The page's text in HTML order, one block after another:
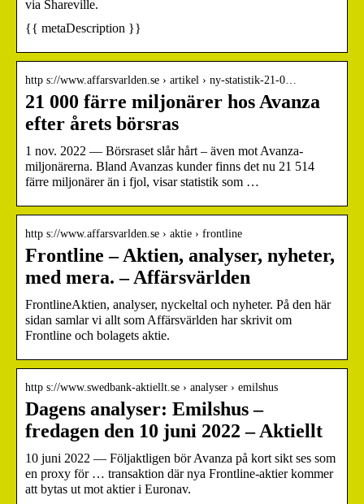
via Shareville.
{{ metaDescription }}
http s://www.affarsvarlden.se › artikel › ny-statistik-21-0…
21 000 färre miljonärer hos Avanza
efter årets börsras
1 nov. 2022 — Börsraset slår hårt – även mot Avanza-
miljonärerna. Bland Avanzas kunder finns det nu 21 514
färre miljonärer än i fjol, visar statistik som …
http s://www.affarsvarlden.se › aktie › frontline
Frontline – Aktien, analyser, nyheter,
med mera. – Affärsvärlden
FrontlineAktien, analyser, nyckeltal och nyheter. På den här
sidan samlar vi allt som Affärsvärlden har skrivit om
Frontline och bolagets aktie.
http s://www.swedbank-aktiellt.se › analyser › emilshus
Dagens analyser: Emilshus –
fredagen den 10 juni 2022 – Aktiellt
10 juni 2022 — Följaktligen bör Avanza på kort sikt ses som
en proxy för … transaktion där nya Frontline-aktier kommer
att bytas ut mot aktier i Euronav.